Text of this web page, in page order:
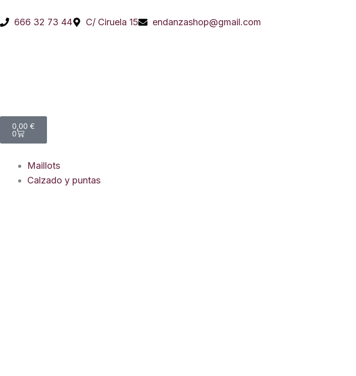
al
666 32 73 44 C/ Ciruela 15 endanzashop@gmail.com
0,00 €
0
Carrito
Maillots
Calzado y puntas